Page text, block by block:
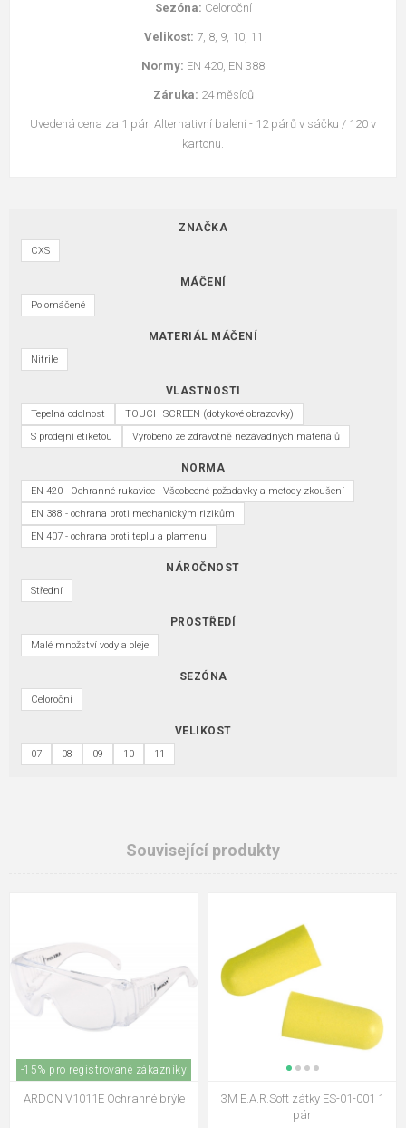
Sezóna: Celoroční
Velikost: 7, 8, 9, 10, 11
Normy: EN 420, EN 388
Záruka: 24 měsíců
Uvedená cena za 1 pár. Alternativní balení - 12 párů v sáčku / 120 v
kartonu.
ZNAČKA
CXS
MÁČENÍ
Polomáčené
MATERIÁL MÁČENÍ
Nitrile
VLASTNOSTI
Tepelná odolnost
TOUCH SCREEN (dotykové obrazovky)
S prodejní etiketou
Vyrobeno ze zdravotně nezávadných materiálů
NORMA
EN 420 - Ochranné rukavice - Všeobecné požadavky a metody zkoušení
EN 388 - ochrana proti mechanickým rizikům
EN 407 - ochrana proti teplu a plamenu
NÁROČNOST
Střední
PROSTŘEDÍ
Malé množství vody a oleje
SEZÓNA
Celoroční
VELIKOST
07 08 09 10 11
Související produkty
-15% pro registrované zákazníky
ARDON V1011E Ochranné brýle
3M E.A.R.Soft zátky ES-01-001 1
pár